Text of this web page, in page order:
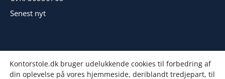
Senest nyt
Kontorstole.dk bruger udelukkende cookies til forbedring af
din oplevelse på vores hjemmeside, deriblandt tredjepart, til